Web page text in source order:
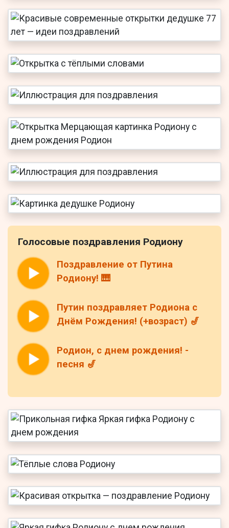
Голосовые поздравления Родиону
Поздравление от Путина
Родиону! 🎹
Путин поздравляет Родиона с
Днём Рождения! (+возраст) 🎷
Родион, с днем рождения! -
песня 🎷